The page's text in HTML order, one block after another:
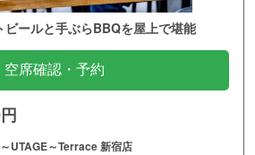
ビールと手ぶらBBQを屋上で堪能
空席確認・予約
UTAGE～Terrace 新宿店